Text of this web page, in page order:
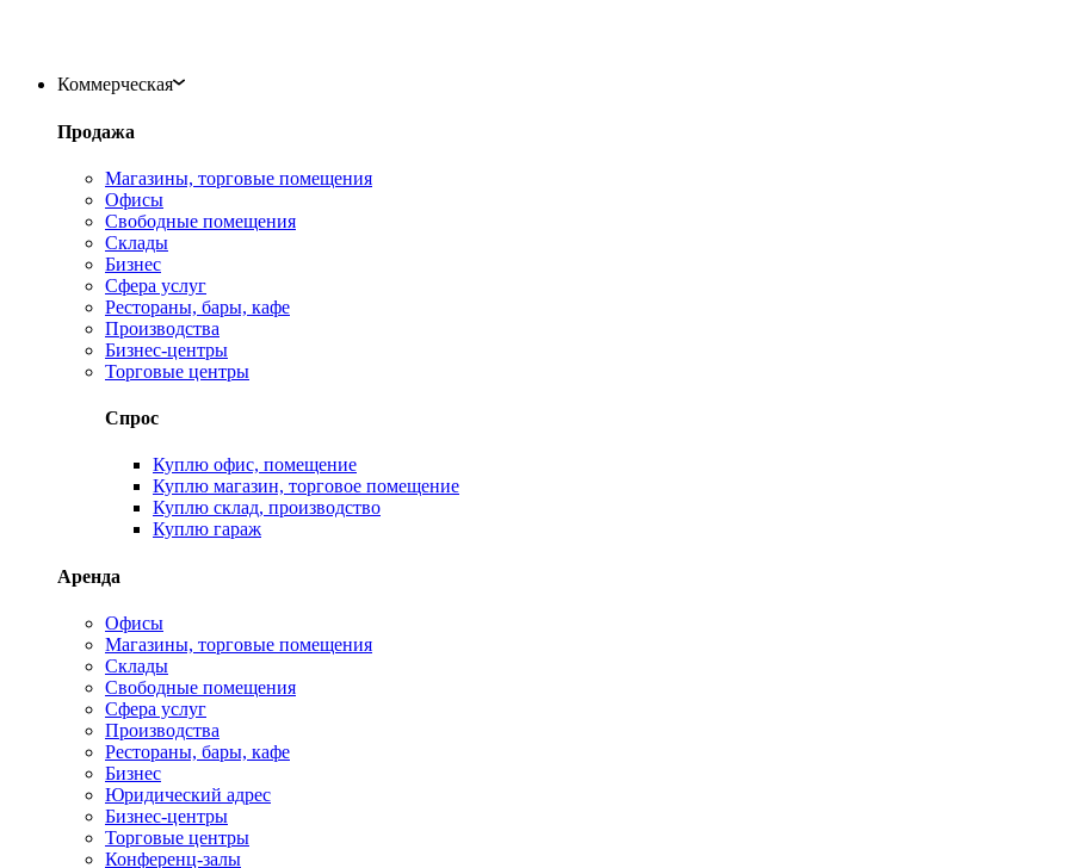
Коммерческая
Продажа
Магазины, торговые помещения
Офисы
Свободные помещения
Склады
Бизнес
Сфера услуг
Рестораны, бары, кафе
Производства
Бизнес-центры
Торговые центры
Спрос
Куплю офис, помещение
Куплю магазин, торговое помещение
Куплю склад, производство
Куплю гараж
Аренда
Офисы
Магазины, торговые помещения
Склады
Свободные помещения
Сфера услуг
Производства
Рестораны, бары, кафе
Бизнес
Юридический адрес
Бизнес-центры
Торговые центры
Конференц-залы